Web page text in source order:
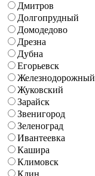
Дмитров
Долгопрудный
Домодедово
Дрезна
Дубна
Егорьевск
Железнодорожный
Жуковский
Зарайск
Звенигород
Зеленоград
Ивантеевка
Кашира
Климовск